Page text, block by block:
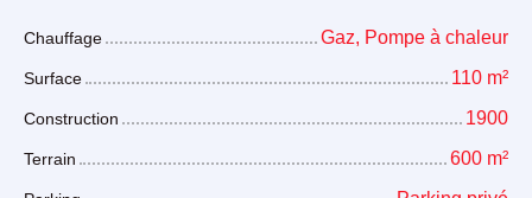
Chauffage Gaz, Pompe à chaleur
Surface 110 m²
Construction 1900
Terrain 600 m²